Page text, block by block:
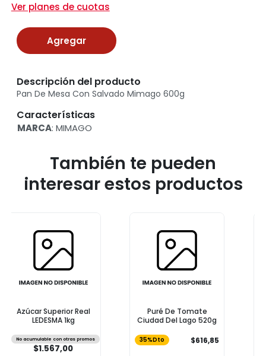
Ver planes de cuotas
Agregar
Descripción del producto
Pan De Mesa Con Salvado Mimago 600g
Características
MARCA: MIMAGO
También te pueden
interesar estos productos
Puré De Tomate
Ciudad Del Lago 520g
35%Dto $616,85
Galletitas Dulces
Sabor Chocolate
$2.621,99